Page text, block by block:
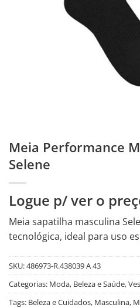
Meia Performance
Selene
Logue p/ ver o
Meia sapatilha masculina
tecnológica, ideal para uso
SKU:486973-R.438039 A 43
Categorias: Moda, Beleza e Saúde,
Tags: Beleza e Cuidados, Masculina,